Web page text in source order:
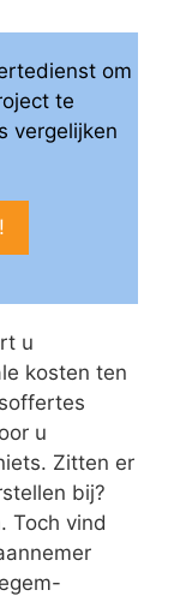
om
te
vergelijken
u
kosten ten
u
Zitten er
bij?
Toch vind